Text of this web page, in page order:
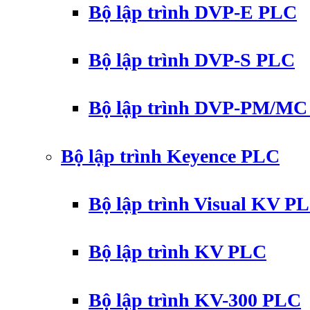
Bộ lập trình DVP-E PLC
Bộ lập trình DVP-S PLC
Bộ lập trình DVP-PM/
Bộ lập trình Keyence PLC
Bộ lập trình Visual KV
Bộ lập trình KV PLC
Bộ lập trình KV-300 PLC